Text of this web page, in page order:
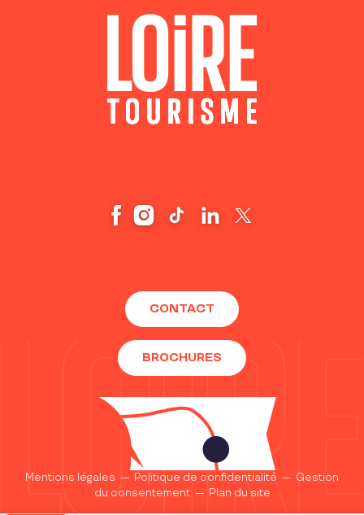
CONTACT
BROCHURES
Mentions légales — Politique de confidentialité — Gestion
du consentement— Plan du site